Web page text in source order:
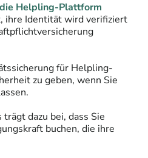
die Helpling-Plattform
ihre Identität wird verifiziert
für Helpling-
zu geben, wenn Sie
dazu bei, dass Sie
buchen, die ihre